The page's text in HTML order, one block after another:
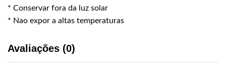
* Conservar fora da luz solar
* Nao expor a altas temperaturas
Avaliações (0)